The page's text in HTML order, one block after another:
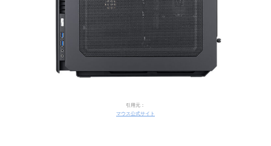
引用元：
マウス公式サイト